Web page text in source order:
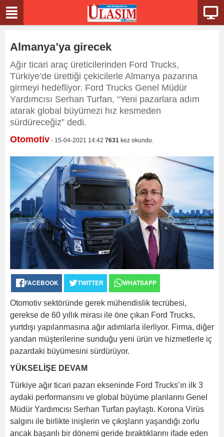
Almanya’ya girecek
Ağır ticari araç üreticilerinden Ford Trucks,
Türkiye’de ürettiği çekicilerle Almanya pazarına
girmeyi hedefliyor. Ford Trucks Genel Müdür
Yardımcısı Serhan Turfan, “Yeni pazarlara adım
atarak global büyümezi hız kesmeden
sürdüreceğiz” dedi.
Otomotiv - 15-04-2021 14:42 7631 kez okundu.
FACEBOOK TWITTER WHATSAPP
Otomotiv sektöründe gerek mühendislik tecrübesi,
gerekse de 60 yıllık mirası ile öne çıkan Ford Trucks,
yurtdışı yapılanmasına ağır adımlarla ilerliyor. Firma, diğer
yandan müşterilerine sunduğu yeni ürün ve hizmetlerle iç
pazardaki büyümesini sürdürüyor.
YÜKSELİŞE DEVAM
Türkiye ağır ticari pazarı ekseninde Ford Trucks’ın ilk 3
aydaki performansını ve global büyüme planlarını Genel
Müdür Yardımcısı Serhan Turfan paylaştı. Korona Virüs
salgını ile birlikte inişlerin ve çıkışların yaşandığı zorlu
ancak başarılı bir dönemi geride bıraktıklarını ifade eden